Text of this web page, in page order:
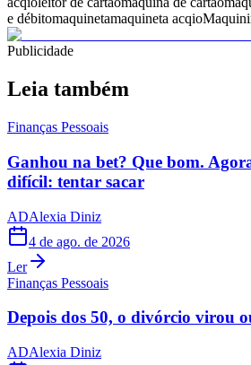
e débitomaquinetamaquineta acqio
Publicidade
Leia também
Finanças Pessoais
Ganhou na bet? Que bom.
difícil: tentar sacar
ADAlexia Diniz
4 de ago. de 2026
Ler
Finanças Pessoais
Depois dos 50, o divórcio virou
ADAlexia Diniz